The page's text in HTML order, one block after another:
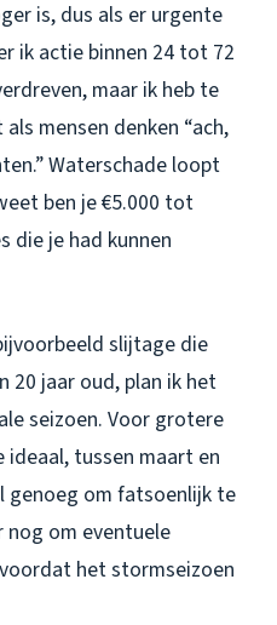
is, dus als er urgente
ik actie binnen 24 tot 72
maar ik heb te
mensen denken “ach,
Waterschade loopt
ben je €5.000 tot
die je had kunnen
slijtage die
20 jaar oud, plan ik het
seizoen. Voor grotere
tussen maart en
genoeg om fatsoenlijk te
nog om eventuele
het stormseizoen